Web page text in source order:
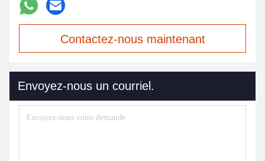
Contactez-nous maintenant
Envoyez-nous un courriel.